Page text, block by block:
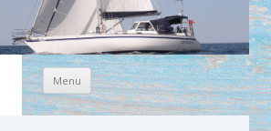
Menu Skip to content